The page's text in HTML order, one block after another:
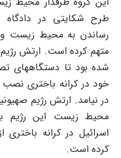
طرح شکایتی در
رساندن به محیط زیست
متهم کرده است. ارتش
شده بود تا دستگاههای
خود در کرانه باختری نصب
در نیامد. ارتش رژیم
محیط زیست این رژیم
اسرائیل در کرانه
کرده است.